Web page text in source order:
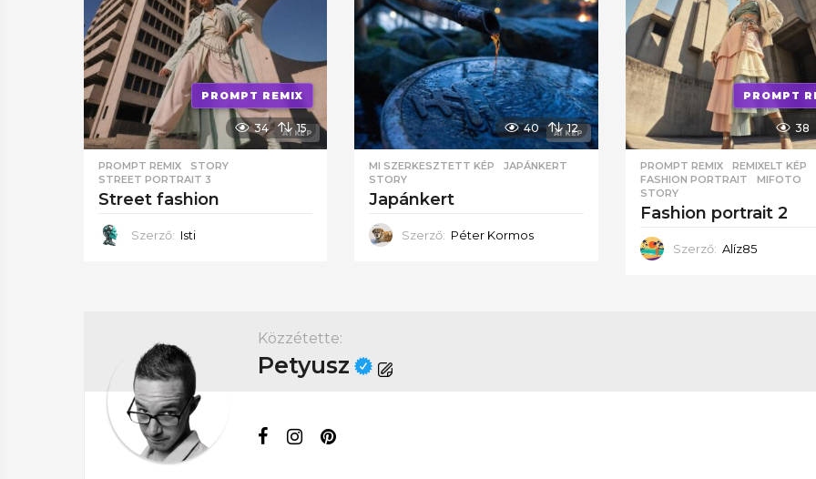
34 15
AI KÉP
PROMPT REMIX
PROMPT REMIX STORY
STREET PORTRAIT 3
street fashion
Szerző: Isti
40 12
AI KÉP
MI SZERKESZTETT KÉP JAPÁNKERT
STORY
japánkert
Szerző: Péter Kormos
38
PROMPT
PROMPT REMIX ,REMIXELT KÉP
FASHION PORTRAIT
,MIFOTO
STORY
fashion portrait 2
Szerző: Alíz85
közzétette:
Petyusz